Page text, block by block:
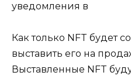
уведомления в
Как только NFT будет
выставить его на
Выставленные NFT